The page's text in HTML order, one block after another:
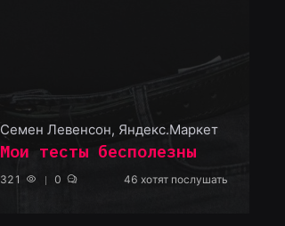
Семен Левенсон, Яндекс.Маркет
Мои тесты бесполезны
321 0 46 хотят послушать